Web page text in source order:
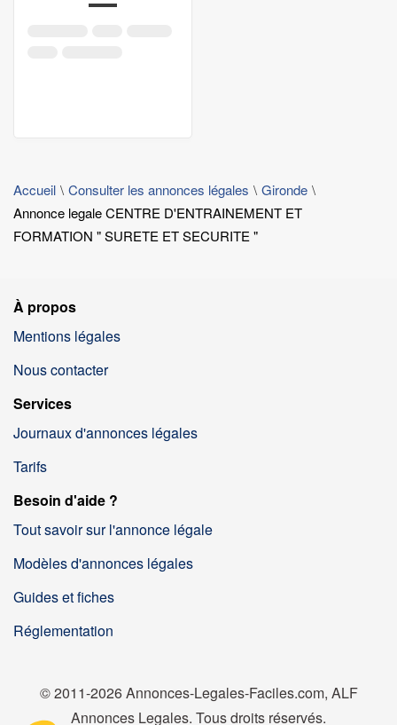
Accueil Consulter les annonces légales
Gironde
Annonce legale CENTRE D'ENTRAINEMENT ET
FORMATION " SURETE ET SECURITE "
À propos
Mentions légales
Nous contacter
Services
Journaux d'annonces légales
Tarifs
Besoin d'aide ?
Tout savoir sur l'annonce légale
Modèles d'annonces légales
Guides et fiches
Réglementation
© 2011-2026 Annonces-Legales-Faciles.com, ALF
Annonces Legales. Tous droits réservés.